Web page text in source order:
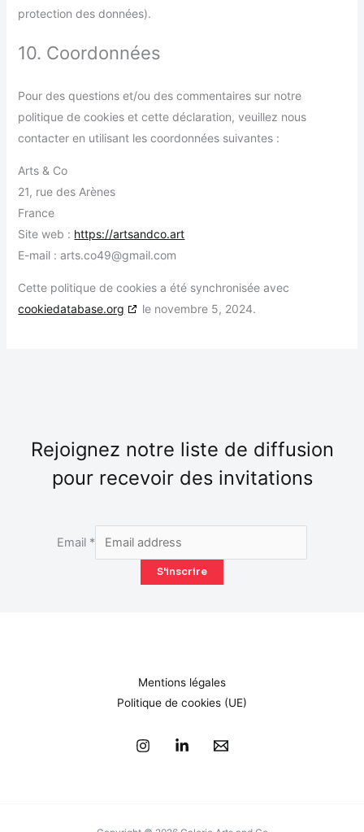
protection des données).
10. Coordonnées
Pour des questions et/ou des commentaires sur notre
politique de cookies et cette déclaration, veuillez nous
contacter en utilisant les coordonnées suivantes :
Arts & Co
21, rue des Arènes
France
Site web : https://artsandco.art
E-mail :arts.co49@gmail.com
Cette politique de cookies a été synchronisée avec
cookiedatabase.org
le novembre 5, 2024.
Rejoignez notre liste de diffusion
pour recevoir des invitations
Email *
S'inscrire
Mentions légales
Politique de cookies (UE)